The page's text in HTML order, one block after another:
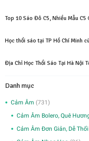
Top 10 Sáo Đô C5, Nhiều Mẫu C5
Học thổi sáo tại TP Hồ Chí Minh
Địa Chỉ Học Thổi Sáo Tại Hà Nội
Danh mục
Cảm Âm (731)
Cảm Âm Bolero, Quê
Cảm Âm Đơn Giản, Dễ